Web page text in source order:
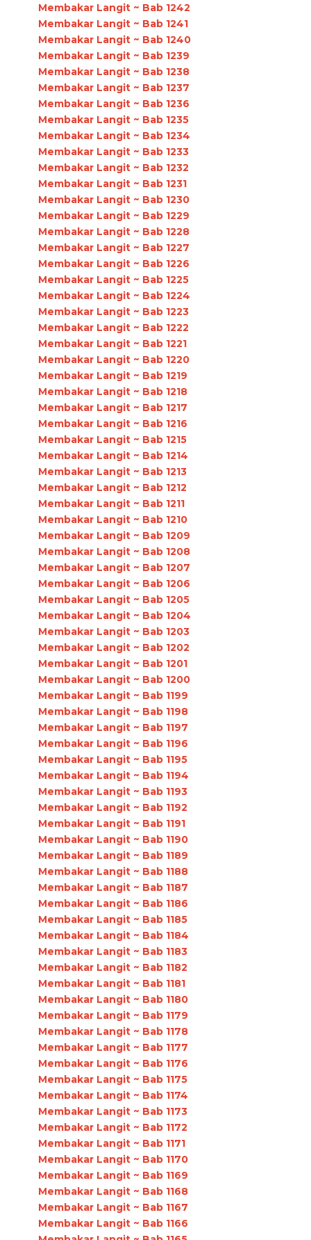
Membakar Langit ~ Bab 1242
Membakar Langit ~ Bab 1241
Membakar Langit ~ Bab 1240
Membakar Langit ~ Bab 1239
Membakar Langit ~ Bab 1238
Membakar Langit ~ Bab 1237
Membakar Langit ~ Bab 1236
Membakar Langit ~ Bab 1235
Membakar Langit ~ Bab 1234
Membakar Langit ~ Bab 1233
Membakar Langit ~ Bab 1232
Membakar Langit ~ Bab 1231
Membakar Langit ~ Bab 1230
Membakar Langit ~ Bab 1229
Membakar Langit ~ Bab 1228
Membakar Langit ~ Bab 1227
Membakar Langit ~ Bab 1226
Membakar Langit ~ Bab 1225
Membakar Langit ~ Bab 1224
Membakar Langit ~ Bab 1223
Membakar Langit ~ Bab 1222
Membakar Langit ~ Bab 1221
Membakar Langit ~ Bab 1220
Membakar Langit ~ Bab 1219
Membakar Langit ~ Bab 1218
Membakar Langit ~ Bab 1217
Membakar Langit ~ Bab 1216
Membakar Langit ~ Bab 1215
Membakar Langit ~ Bab 1214
Membakar Langit ~ Bab 1213
Membakar Langit ~ Bab 1212
Membakar Langit ~ Bab 1211
Membakar Langit ~ Bab 1210
Membakar Langit ~ Bab 1209
Membakar Langit ~ Bab 1208
Membakar Langit ~ Bab 1207
Membakar Langit ~ Bab 1206
Membakar Langit ~ Bab 1205
Membakar Langit ~ Bab 1204
Membakar Langit ~ Bab 1203
Membakar Langit ~ Bab 1202
Membakar Langit ~ Bab 1201
Membakar Langit ~ Bab 1200
Membakar Langit ~ Bab 1199
Membakar Langit ~ Bab 1198
Membakar Langit ~ Bab 1197
Membakar Langit ~ Bab 1196
Membakar Langit ~ Bab 1195
Membakar Langit ~ Bab 1194
Membakar Langit ~ Bab 1193
Membakar Langit ~ Bab 1192
Membakar Langit ~ Bab 1191
Membakar Langit ~ Bab 1190
Membakar Langit ~ Bab 1189
Membakar Langit ~ Bab 1188
Membakar Langit ~ Bab 1187
Membakar Langit ~ Bab 1186
Membakar Langit ~ Bab 1185
Membakar Langit ~ Bab 1184
Membakar Langit ~ Bab 1183
Membakar Langit ~ Bab 1182
Membakar Langit ~ Bab 1181
Membakar Langit ~ Bab 1180
Membakar Langit ~ Bab 1179
Membakar Langit ~ Bab 1178
Membakar Langit ~ Bab 1177
Membakar Langit ~ Bab 1176
Membakar Langit ~ Bab 1175
Membakar Langit ~ Bab 1174
Membakar Langit ~ Bab 1173
Membakar Langit ~ Bab 1172
Membakar Langit ~ Bab 1171
Membakar Langit ~ Bab 1170
Membakar Langit ~ Bab 1169
Membakar Langit ~ Bab 1168
Membakar Langit ~ Bab 1167
Membakar Langit ~ Bab 1166